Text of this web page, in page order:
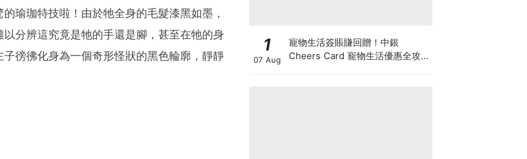
瑜珈特技啦！由於牠全身的毛髮漆黑如墨，
分辨這究竟是牠的手還是腳，甚至在牠的身
徬彿化身為一個奇形怪狀的黑色輪廓，靜靜
1
07 Aug
寵物生活簽賬賺回贈！中銀
Cheers Card 寵物生活優惠全攻